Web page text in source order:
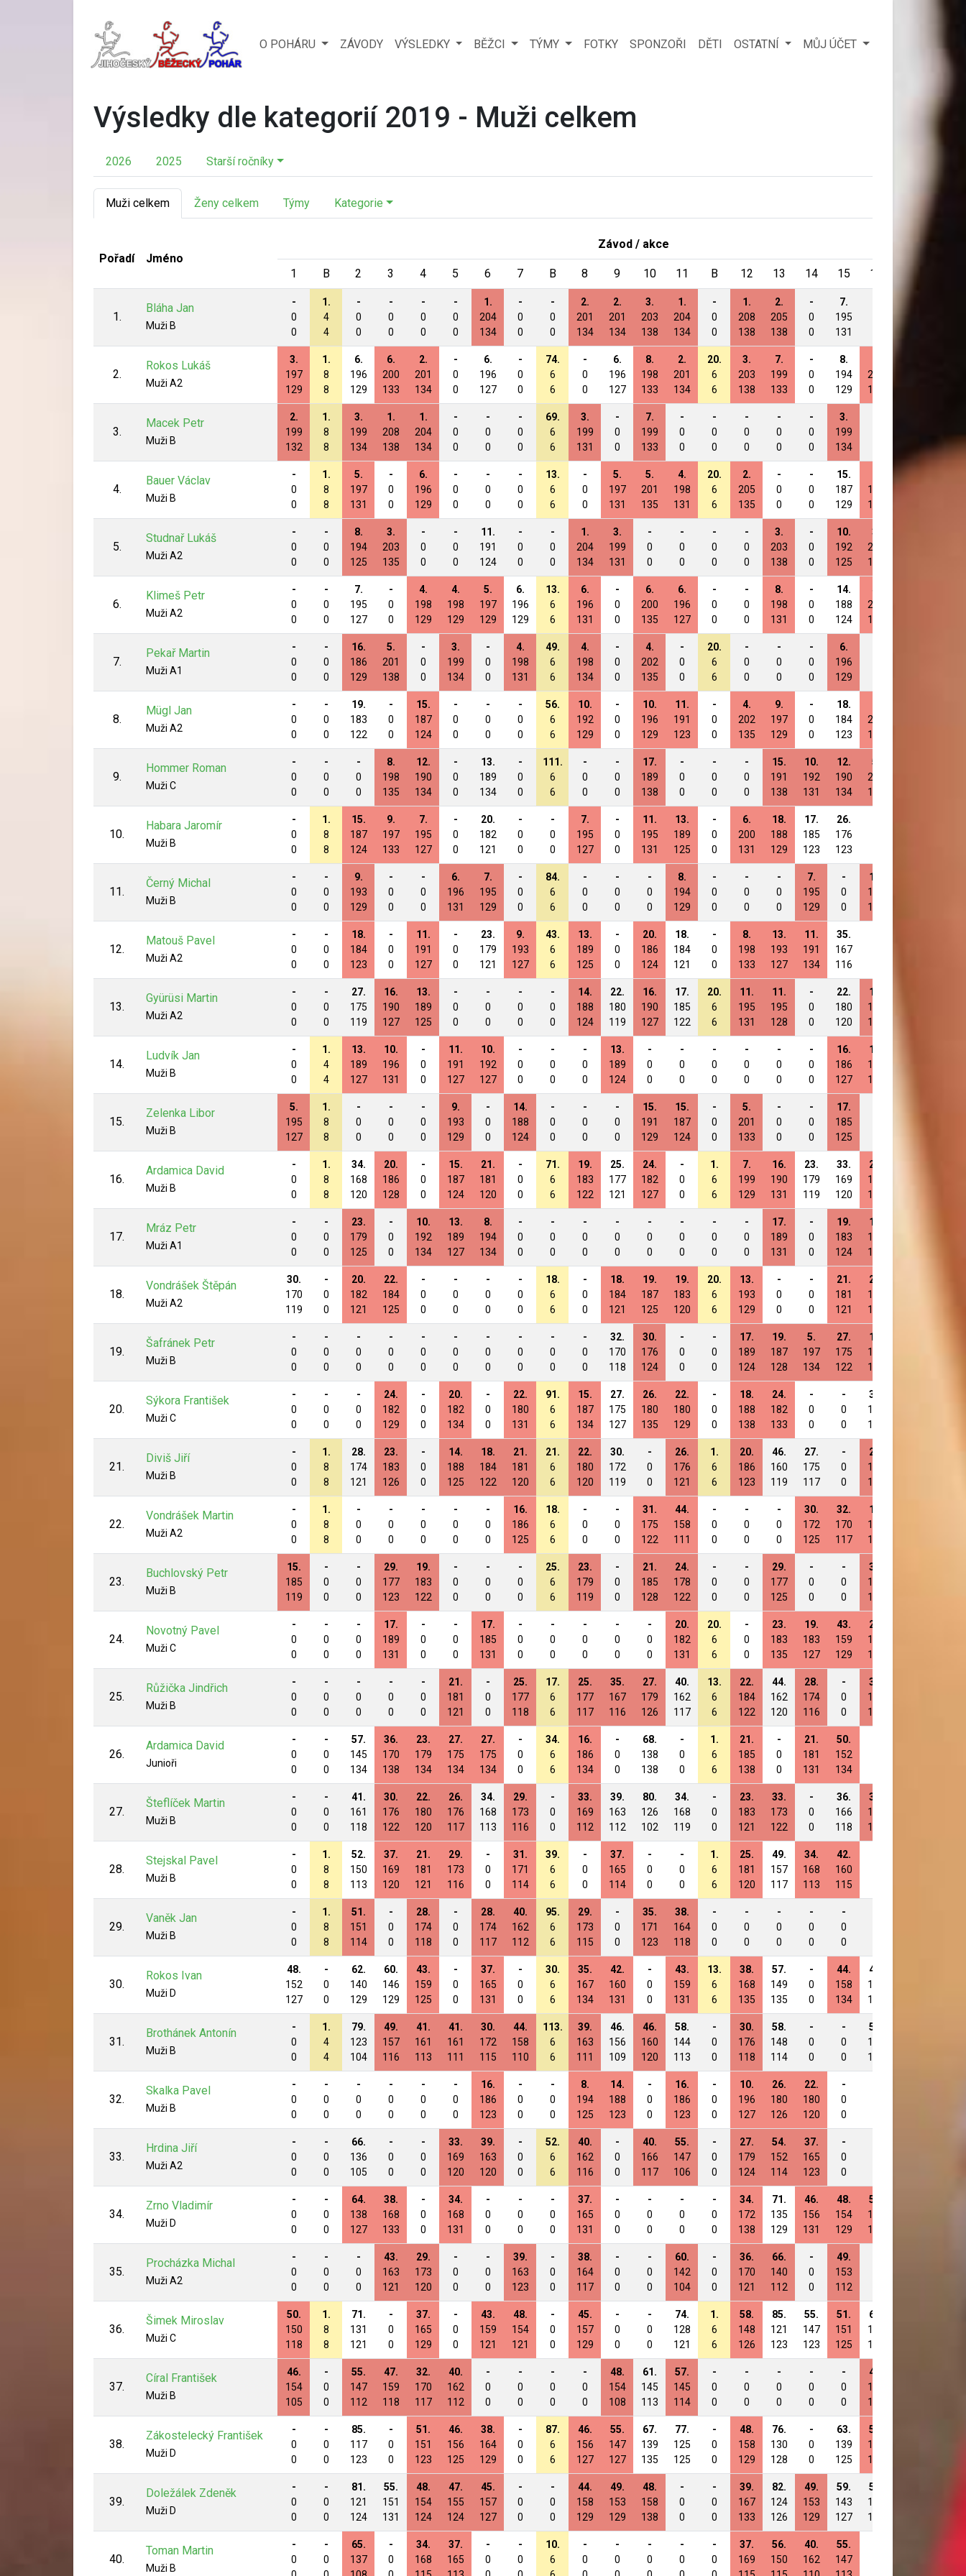
O POHÁRU ZÁVODY VÝSLEDKY BĚŽCI TÝMY FOTKY SPONZOŘI DĚTI OSTATNÍ MŮJ ÚČET
Výsledky dle kategorií 2019 - Muži celkem
2026 2025 Starší ročníky
Muži celkem Ženy celkem Týmy Kategorie
Pořadí Jméno
Závod / akce
1 B 2 3 4 5 6 7 B 8 9 10 11 B 12 13 14 15 16
1.
Bláha Jan
Muži B
-
0
0
1.
4
4
-
0
0
-
0
0
-
0
0
-
0
0
1.
204
134
-
0
0
-
0
0
2.
201
134
2.
201
134
3.
203
138
1.
204
134
-
0
0
1.
208
138
2.
205
138
-
0
0
7.
195
131
2.
Rokos Lukáš
Muži A2
3.
197
129
1.
8
8
6.
196
129
6.
200
133
2.
201
134
-
0
0
6.
196
127
-
0
0
74.
6
6
-
0
0
6.
196
127
8.
198
133
2.
201
134
20.
6
6
3.
203
138
7.
199
133
-
0
0
8.
194
129
200
129
3.
Macek Petr
Muži B
2.
199
132
1.
8
8
3.
199
134
1.
208
138
1.
204
134
-
0
0
-
0
0
-
0
0
69.
6
6
3.
199
131
-
0
0
7.
199
133
-
0
0
-
0
0
-
0
0
-
0
0
-
0
0
3.
199
134
135
4.
Bauer Václav
Muži B
-
0
0
1.
8
8
5.
197
131
-
0
0
6.
196
129
-
0
0
-
0
0
-
0
0
13.
6
6
-
0
0
5.
197
131
5.
201
135
4.
198
131
20.
6
6
2.
205
135
-
0
0
-
0
0
15.
187
129
198
138
5.
Studnař Lukáš
Muži A2
-
0
0
-
0
0
8.
194
125
3.
203
135
-
0
0
-
0
0
11.
191
124
-
0
0
-
0
0
1.
204
134
3.
199
131
-
0
0
-
0
0
-
0
0
-
0
0
3.
203
138
-
0
0
10.
192
125
3.
203
133
6.
Klimeš Petr
Muži A2
-
0
0
-
0
0
7.
195
127
-
0
0
4.
198
129
4.
198
129
5.
197
129
6.
196
129
13.
6
6
6.
196
131
-
0
0
6.
200
135
6.
196
127
-
0
0
-
0
0
8.
198
131
-
0
0
14.
188
124
4.
202
131
7.
Pekař Martin
Muži A1
-
0
0
-
0
0
16.
186
129
5.
201
138
-
0
0
3.
199
134
-
0
0
4.
198
131
49.
6
6
4.
198
134
-
0
0
4.
202
135
-
0
0
20.
6
6
-
0
0
-
0
0
-
0
0
6.
196
129
8.
Mügl Jan
Muži A2
-
0
0
-
0
0
19.
183
122
-
0
0
15.
187
124
-
0
0
-
0
0
-
0
0
56.
6
6
10.
192
129
-
0
0
10.
196
129
11.
191
123
-
0
0
4.
202
135
9.
197
129
-
0
0
18.
184
123
205
135
9.
Hommer Roman
Muži C
-
0
0
-
0
0
-
0
0
8.
198
135
12.
190
134
-
0
0
13.
189
134
-
0
0
111.
6
6
-
0
0
-
0
0
17.
189
138
-
0
0
-
0
0
-
0
0
15.
191
138
10.
192
131
12.
190
134
5.
201
138
10.
Habara Jaromír
Muži B
-
0
0
1.
8
8
15.
187
124
9.
197
133
7.
195
127
-
0
0
20.
182
121
-
0
0
-
0
0
7.
195
127
-
0
0
11.
195
131
13.
189
125
-
0
0
6.
200
131
18.
188
129
17.
185
123
26.
176
123
11.
Černý Michal
Muži B
-
0
0
-
0
0
9.
193
129
-
0
0
-
0
0
6.
196
131
7.
195
129
-
0
0
84.
6
6
-
0
0
-
0
0
-
0
0
8.
194
129
-
0
0
-
0
0
-
0
0
7.
195
129
-
0
0
14.
192
131
12.
Matouš Pavel
Muži A2
-
0
0
-
0
0
18.
184
123
-
0
0
11.
191
127
-
0
0
23.
179
121
9.
193
127
43.
6
6
13.
189
125
-
0
0
20.
186
124
18.
184
121
-
0
0
8.
198
133
13.
193
127
11.
191
134
35.
167
116
13.
Gyürüsi Martin
Muži A2
-
0
0
-
0
0
27.
175
119
16.
190
127
13.
189
125
-
0
0
-
0
0
-
0
0
-
0
0
14.
188
124
22.
180
119
16.
190
127
17.
185
122
20.
6
6
11.
195
131
11.
195
128
-
0
0
22.
180
120
15.
191
126
14.
Ludvík Jan
Muži B
-
0
0
1.
4
4
13.
189
127
10.
196
131
-
0
0
11.
191
127
10.
192
127
-
0
0
-
0
0
-
0
0
13.
189
124
-
0
0
-
0
0
-
0
0
-
0
0
-
0
0
-
0
0
16.
186
127
13.
193
133
15.
Zelenka Libor
Muži B
5.
195
127
1.
8
8
-
0
0
-
0
0
-
0
0
9.
193
129
-
0
0
14.
188
124
-
0
0
-
0
0
-
0
0
15.
191
129
15.
187
124
-
0
0
5.
201
133
-
0
0
-
0
0
17.
185
125
16.
Ardamica David
Muži B
-
0
0
1.
8
8
34.
168
120
20.
186
128
-
0
0
15.
187
124
21.
181
120
-
0
0
71.
6
6
19.
183
122
25.
177
121
24.
182
127
-
0
0
1.
6
6
7.
199
129
16.
190
131
23.
179
119
33.
169
120
27.
179
127
17.
Mráz Petr
Muži A1
-
0
0
-
0
0
23.
179
125
-
0
0
10.
192
134
13.
189
127
8.
194
134
-
0
0
-
0
0
-
0
0
-
0
0
-
0
0
-
0
0
-
0
0
-
0
0
17.
189
131
-
0
0
19.
183
124
12.
194
135
18.
Vondrášek Štěpán
Muži A2
30.
170
119
-
0
0
20.
182
121
22.
184
125
-
0
0
-
0
0
-
0
0
-
0
0
18.
6
6
-
0
0
18.
184
121
19.
187
125
19.
183
120
20.
6
6
13.
193
129
-
0
0
-
0
0
21.
181
121
21.
185
122
19.
Šafránek Petr
Muži B
-
0
0
-
0
0
-
0
0
-
0
0
-
0
0
-
0
0
-
0
0
-
0
0
-
0
0
-
0
0
32.
170
118
30.
176
124
-
0
0
-
0
0
17.
189
124
19.
187
128
5.
197
134
27.
175
122
17.
189
129
20.
Sýkora František
Muži C
-
0
0
-
0
0
-
0
0
24.
182
129
-
0
0
20.
182
134
-
0
0
22.
180
131
91.
6
6
15.
187
134
27.
175
127
26.
180
135
22.
180
129
-
0
0
18.
188
138
24.
182
133
-
0
0
-
0
0
30.
176
131
21.
Diviš Jiří
Muži B
-
0
0
1.
8
8
28.
174
121
23.
183
126
-
0
0
14.
188
125
18.
184
122
21.
181
120
21.
6
6
22.
180
120
30.
172
119
-
0
0
26.
176
121
1.
6
6
20.
186
123
46.
160
119
27.
175
117
-
0
0
28.
178
126
22.
Vondrášek Martin
Muži A2
-
0
0
1.
8
8
-
0
0
-
0
0
-
0
0
-
0
0
-
0
0
16.
186
125
18.
6
6
-
0
0
-
0
0
31.
175
122
44.
158
111
-
0
0
-
0
0
-
0
0
30.
172
125
32.
170
117
18.
188
124
23.
Buchlovský Petr
Muži B
15.
185
119
-
0
0
-
0
0
29.
177
123
19.
183
122
-
0
0
-
0
0
-
0
0
25.
6
6
23.
179
119
-
0
0
21.
185
128
24.
178
122
-
0
0
-
0
0
29.
177
125
-
0
0
-
0
0
38.
168
119
24.
Novotný Pavel
Muži C
-
0
0
-
0
0
-
0
0
17.
189
131
-
0
0
-
0
0
17.
185
131
-
0
0
-
0
0
-
0
0
-
0
0
-
0
0
20.
182
131
20.
6
6
-
0
0
23.
183
135
19.
183
127
43.
159
129
25.
181
133
25.
Růžička Jindřich
Muži B
-
0
0
-
0
0
-
0
0
-
0
0
-
0
0
21.
181
121
-
0
0
25.
177
118
17.
6
6
25.
177
117
35.
167
116
27.
179
126
40.
162
117
13.
6
6
22.
184
122
44.
162
120
28.
174
116
-
0
0
31.
175
124
26.
Ardamica David
Junioři
-
0
0
-
0
0
57.
145
134
36.
170
138
23.
179
134
27.
175
134
27.
175
134
-
0
0
34.
6
6
16.
186
134
-
0
0
68.
138
138
-
0
0
1.
6
6
21.
185
138
-
0
0
21.
181
131
50.
152
134
27.
Šteflíček Martin
Muži B
-
0
0
-
0
0
41.
161
118
30.
176
122
22.
180
120
26.
176
117
34.
168
113
29.
173
116
-
0
0
33.
169
112
39.
163
112
80.
126
102
34.
168
119
-
0
0
23.
183
121
33.
173
122
-
0
0
36.
166
118
35.
171
121
28.
Stejskal Pavel
Muži B
-
0
0
1.
8
8
52.
150
113
37.
169
120
21.
181
121
29.
173
116
-
0
0
31.
171
114
39.
6
6
-
0
0
37.
165
114
-
0
0
-
0
0
1.
6
6
25.
181
120
49.
157
117
34.
168
113
42.
160
115
29.
Vaněk Jan
Muži B
-
0
0
1.
8
8
51.
151
114
-
0
0
28.
174
118
-
0
0
28.
174
117
40.
162
112
95.
6
6
29.
173
115
-
0
0
35.
171
123
38.
164
118
-
0
0
-
0
0
-
0
0
-
0
0
-
0
0
30.
Rokos Ivan
Muži D
48.
152
127
-
0
0
62.
140
129
60.
146
129
43.
159
125
-
0
0
37.
165
131
-
0
0
30.
6
6
35.
167
134
42.
160
131
-
0
0
43.
159
131
13.
6
6
38.
168
135
57.
149
135
-
0
0
44.
158
134
49.
157
138
31.
Brothánek Antonín
Muži B
-
0
0
1.
4
4
79.
123
104
49.
157
116
41.
161
113
41.
161
111
30.
172
115
44.
158
110
113.
6
6
39.
163
111
46.
156
109
46.
160
120
58.
144
113
-
0
0
30.
176
118
58.
148
114
-
0
0
-
0
0
58.
148
112
32.
Skalka Pavel
Muži B
-
0
0
-
0
0
-
0
0
-
0
0
-
0
0
-
0
0
16.
186
123
-
0
0
-
0
0
8.
194
125
14.
188
123
-
0
0
16.
186
123
-
0
0
10.
196
127
26.
180
126
22.
180
120
-
0
0
33.
Hrdina Jiří
Muži A2
-
0
0
-
0
0
66.
136
105
-
0
0
-
0
0
33.
169
120
39.
163
120
-
0
0
52.
6
6
40.
162
116
-
0
0
40.
166
117
55.
147
106
-
0
0
27.
179
124
54.
152
114
37.
165
123
-
0
0
34.
Zrno Vladimír
Muži D
-
0
0
-
0
0
64.
138
127
38.
168
133
-
0
0
34.
168
131
-
0
0
-
0
0
-
0
0
37.
165
131
-
0
0
-
0
0
-
0
0
-
0
0
34.
172
138
71.
135
129
46.
156
131
48.
154
129
51.
155
135
35.
Procházka Michal
Muži A2
-
0
0
-
0
0
-
0
0
43.
163
121
29.
173
120
-
0
0
-
0
0
39.
163
123
-
0
0
38.
164
117
-
0
0
-
0
0
60.
142
104
-
0
0
36.
170
121
66.
140
112
-
0
0
49.
153
112
36.
Šimek Miroslav
Muži C
50.
150
118
1.
8
8
71.
131
121
-
0
0
37.
165
129
-
0
0
43.
159
121
48.
154
121
-
0
0
45.
157
129
-
0
0
-
0
0
74.
128
121
1.
6
6
58.
148
126
85.
121
123
55.
147
123
51.
151
125
61.
145
125
37.
Círal František
Muži B
46.
154
105
-
0
0
55.
147
112
47.
159
118
32.
170
117
40.
162
112
-
0
0
-
0
0
-
0
0
-
0
0
48.
154
108
61.
145
113
57.
145
114
-
0
0
-
0
0
-
0
0
-
0
0
-
0
0
43.
163
118
38.
Zákostelecký František
Muži D
-
0
0
-
0
0
85.
117
123
-
0
0
51.
151
123
46.
156
125
38.
164
129
-
0
0
87.
6
6
46.
156
127
55.
147
127
67.
139
135
77.
125
125
-
0
0
48.
158
129
76.
130
128
-
0
0
63.
139
125
56.
150
131
39.
Doležálek Zdeněk
Muži D
-
0
0
-
0
0
81.
121
124
55.
151
131
48.
154
124
47.
155
124
45.
157
127
-
0
0
-
0
0
44.
158
129
49.
153
129
48.
158
138
-
0
0
-
0
0
39.
167
133
82.
124
126
49.
153
129
59.
143
127
59.
147
129
40.
Toman Martin
Muži B
-
0
-
0
65.
137
-
0
34.
168
37.
165
-
0
-
0
10.
6
-
0
-
0
-
0
-
0
-
0
37.
169
56.
150
40.
162
55.
147